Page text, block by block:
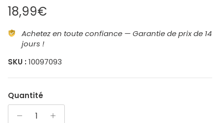
Prix habituel
18,99€
Achetez en toute confiance — Garantie de prix de 14
jours !
SKU : 10097093
Quantité